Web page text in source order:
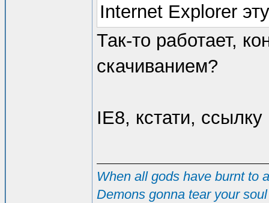
Internet Explorer
Так-то работает,
скачиванием?
IE8, кстати, ссылку
When all gods have burnt to
Demons gonna tear your